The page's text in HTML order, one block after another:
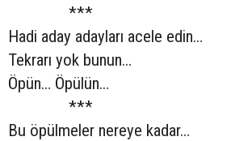
***
Hadi aday adayları acele edin…
Tekrarı yok bunun…
Öpün… Öpülün…
***
Bu öpülmeler nereye kadar…